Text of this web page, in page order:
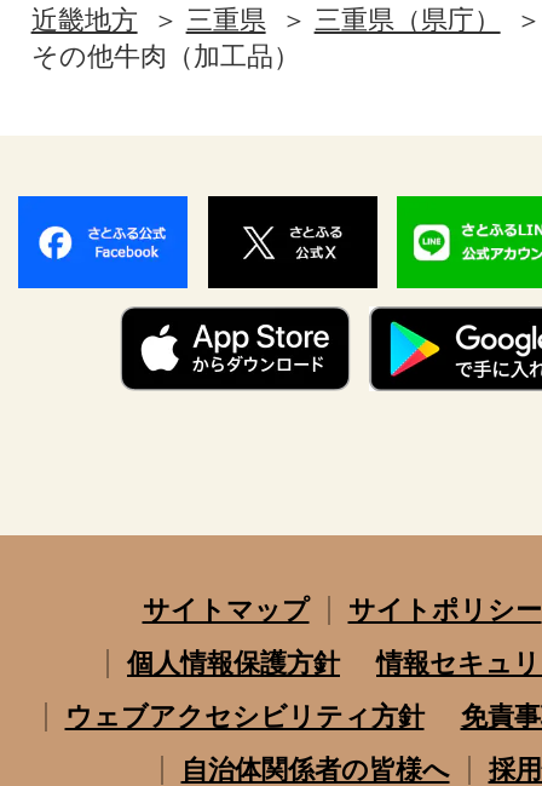
近畿地方
三重県
三重県（県庁）
その他牛肉（加工品）
サイトマップ
サイトポリシー
個人情報保護方針
情報セキュ
ウェブアクセシビリティ方針
免責
自治体関係者の皆様へ
採